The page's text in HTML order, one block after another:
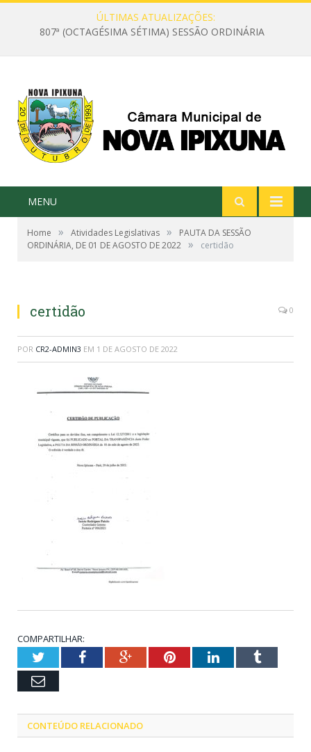
ÚLTIMAS ATUALIZAÇÕES:
807ª (OCTAGÉSIMA SÉTIMA) SESSÃO ORDINÁRIA
MENU
Home » Atividades Legislativas »
PAUTA DA SESSÃO
ORDINÁRIA, DE 01 DE AGOSTO DE 2022 » certidão
certidão 0
POR CR2-ADMIN3 EM 1 DE AGOSTO DE 2022
COMPARTILHAR:
TwitterFacebookGoogle+PinterestLinkedInTumblr
Email
CONTEÚDO RELACIONADO